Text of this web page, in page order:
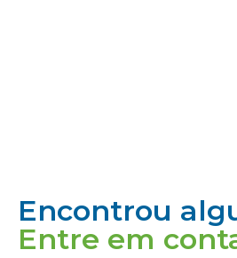
Encontrou
Entre em